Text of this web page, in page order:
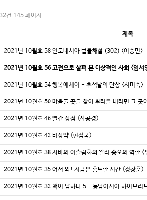
건 145 페이지
제목
2021년 10월호 58 인도네시아 법률해설 (302) <이승민>
2021년 10월호 56 고전으로 살펴 본 이상적인 사회 <임서
2021년 10월호 54 행복에세이 - 추석날의 단상 <서미숙>
2021년 10월호 50 마음둘 곳을 찾아 뿌리를 내리면 그 곳
2021년 10월호 46 빨간 상점 <사공경>
2021년 10월호 42 비상약 <편집국>
2021년 10월호 38 자바의 이슬람화와 왈리 송오의 역할 <
2021년 10월호 35 어서 와! 지금은 홈트할 시간 <정창훈>
2021년 10월호 32 책이 답하다 5 - 동남아시아 하이브리드